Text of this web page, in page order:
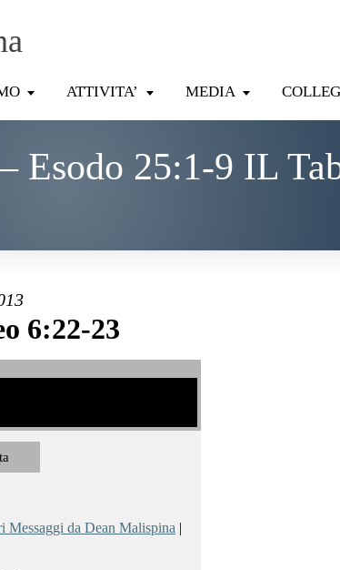
ATTIVITA’ MEDIA
Esodo 25:1-9 IL
6:22-23
Messaggi da Dean Malispina |